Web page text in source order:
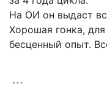
На ОИ он выдаст
Хорошая гонка,
бесценный опыт.